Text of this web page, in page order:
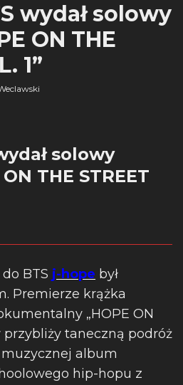
wydał solowy
ON THE
1”
solowy
THE STREET
BTS j-hope był
Premierze krążka
„HOPE ON
przybliży taneczną podróż
album
hip-hopu z